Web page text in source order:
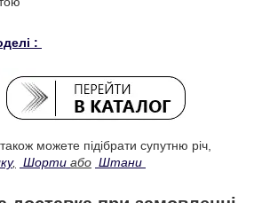
:
можете підібрати супутню річ,
, Шорти або Штани